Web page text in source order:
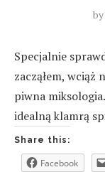
by
Specjalnie
zacząłem, wciąż
piwna
idealną klamrą
Share this:
Facebook